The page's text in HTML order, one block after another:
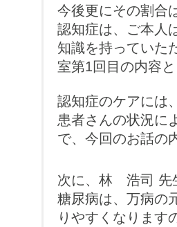
今後更にその割合
認知症は、ご本人
知識を持っていた
室第1回目の内容と
認知症のケアには
患者さんの状況に
で、今回のお話の
次に、林 浩司 先
糖尿病は、万病の
りやすくなります